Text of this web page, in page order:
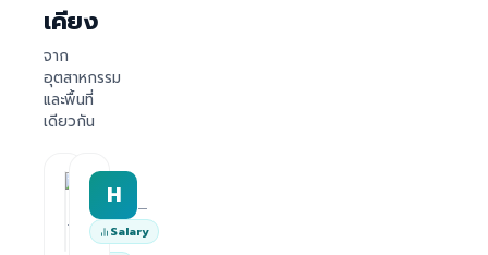
เคียง
จาก
อุตสาหกรรม
และพื้นที่
เดียวกัน
AiROVA AI Consultant
—
H —
Salary